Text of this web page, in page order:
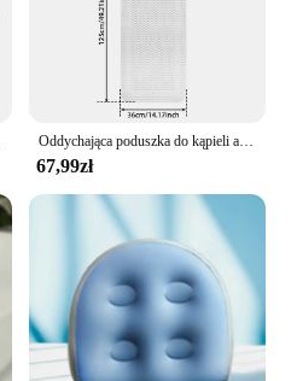
Oddychająca poduszka do kąpieli antypoślizgowa siateczkowa zagłówek z wanna z hydromasażem 3D z przyssawką podtrzymującym dekolt z tyłu całego ciała zapasy w łazience
67,99zł